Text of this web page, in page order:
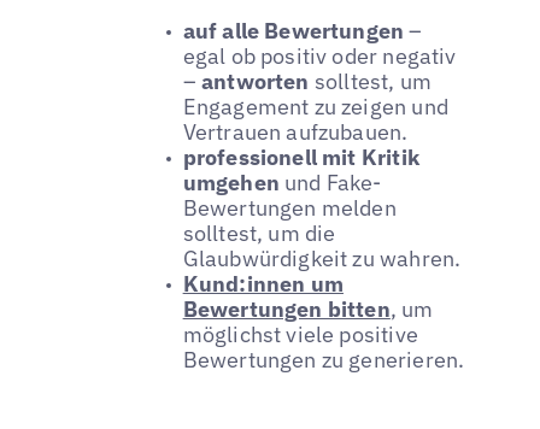
auf alle Bewertungen–
egal ob positiv oder negativ
– antworten solltest, um
Engagement zu zeigen und
Vertrauen aufzubauen.
professionell mit Kritik
umgehen und Fake-
Bewertungen melden
solltest, um die
Glaubwürdigkeit zu wahren.
Kund:innen um
Bewertungen bitten, um
möglichst viele positive
Bewertungen zu generieren.